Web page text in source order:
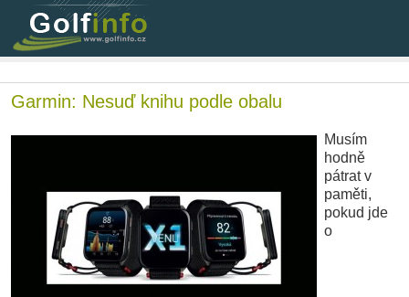
Garmin: Nesuď knihu podle obalu
Musím
hodně
pátrat v
paměti,
pokud jde
o